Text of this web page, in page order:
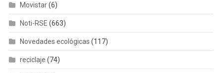
Movistar(6)
Noti-RSE (663)
Novedades ecológicas (117)
reciclaje (74)